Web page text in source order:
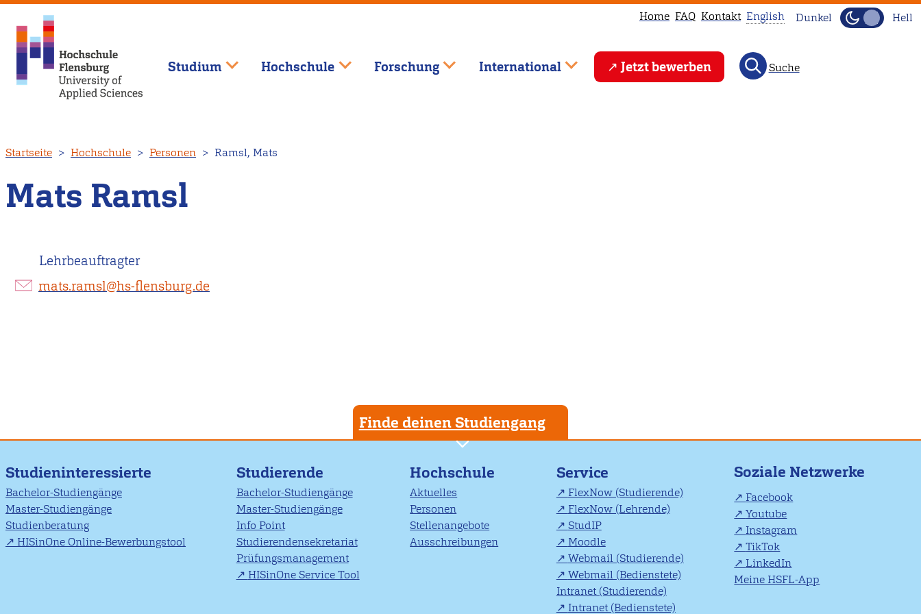
zum
Inhalt
Home FAQ Kontakt
This
page
English Dunkel Hell
Studium Hochschule Forschung International Jetzt bewerben Suche
Startseite Hochschule Personen Ramsl, Mats
Mats Ramsl
Lehrbeauftragter
mats.ramsl@hs-flensburg.de
Finde deinen Studiengang
Studieninteressierte
Bachelor-Studiengänge
Master-Studiengänge
Studienberatung
HISinOne Online-Bewerbungstool
Studierende
Bachelor-Studiengänge
Master-Studiengänge
Info Point
Studierendensekretariat
Prüfungsmanagement
HISinOne Service Tool
Hochschule
Aktuelles
Personen
Stellenangebote
Ausschreibungen
Service
FlexNow (Studierende)
FlexNow (Lehrende)
StudIP
Moodle
Webmail (Studierende)
Webmail (Bedienstete)
Intranet (Studierende)
Intranet (Bedienstete)
Soziale Netzwerke
Facebook
Youtube
Instagram
TikTok
LinkedIn
Meine HSFL-App